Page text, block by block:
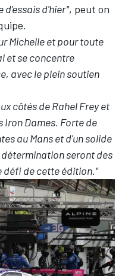
d'essais d'hier", peut on
Michelle et pour toute
et se concentre
avec le plein soutien
côtés de Rahel Frey et
Iron Dames. Forte de
au Mans et d'un solide
seront des
défi de cette édition."